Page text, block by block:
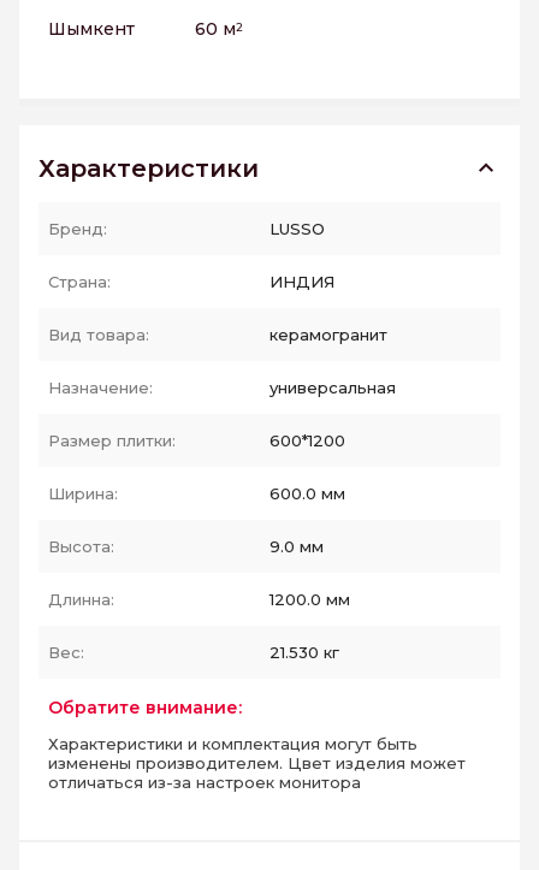
Шымкент 60 м2
Характеристики
Бренд: LUSSO
Страна: ИНДИЯ
Вид товара: керамогранит
Назначение: универсальная
Размер плитки: 600*1200
Ширина: 600.0 мм
Высота: 9.0 мм
Длинна: 1200.0 мм
Вес: 21.530 кг
Обратите внимание:
Характеристики и комплектация могут быть
изменены производителем. Цвет изделия может
отличаться из-за настроек монитора